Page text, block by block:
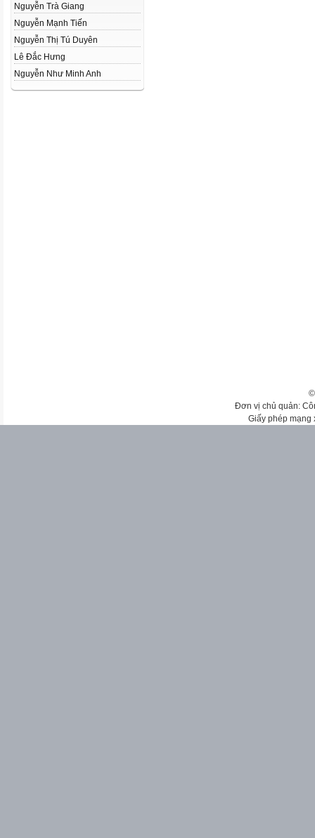
Nguyễn Trà Giang
Nguyễn Mạnh Tiến
Nguyễn Thị Tú Duyên
Lê Đắc Hưng
Nguyễn Như Minh Anh
Đơn vị chủ quản:
Giấy phép mạng